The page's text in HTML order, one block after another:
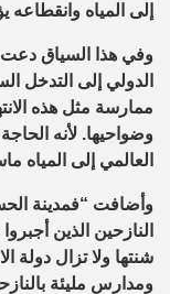
إلى المياه
وفي هذا السياق دعت
الدولي إلى التدخل
ممارسة مثل هذه
وضواحيها. لأنه
العالمي إلى المياه
وأضافت “فمدينة
النازحين الذين
شنتها ولا تزال دولة
ومدارس مليئة